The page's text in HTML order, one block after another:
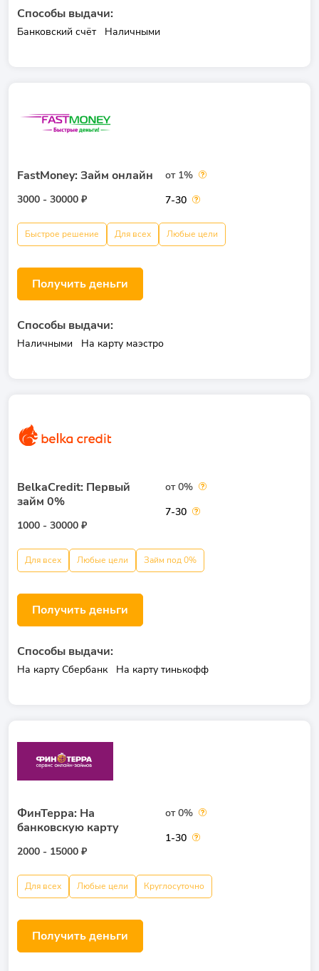
Способы выдачи:
Банковский счёт Наличными
FastMoney: Займ онлайн
3000 - 30000 ₽
от 1%
7-30
Быстрое решение Для всех Любые цели
Получить деньги
Способы выдачи:
Наличными На карту маэстро
BelkaCredit: Первый
займ 0%
1000 - 30000 ₽
от 0%
7-30
Для всех Любые цели Займ под 0%
Получить деньги
Способы выдачи:
На карту Сбербанк На карту тинькофф
ФинТерра: На
банковскую карту
2000 - 15000 ₽
от 0%
1-30
Для всех Любые цели Круглосуточно
Получить деньги